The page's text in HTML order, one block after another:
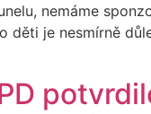
nemáme
děti je nesmírně